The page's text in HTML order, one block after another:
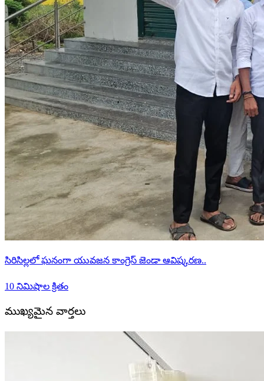
సిరిసిల్లలో ఘనంగా యువజన కాంగ్రెస్ జెండా ఆవిష్కరణ..
10 నిమిషాల క్రితం
ముఖ్యమైన వార్తలు